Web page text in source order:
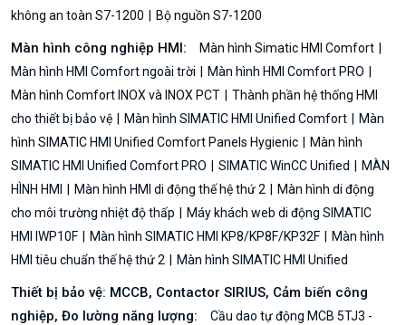
không an toàn S7-1200
Bộ nguồn S7-1200
Màn hình công nghiệp HMI:
Màn hình Simatic HMI Comfort
Màn hình HMI Comfort ngoài trời
Màn hình HMI Comfort PRO
Màn hình Comfort INOX và INOX PCT
Thành phần hệ thống HMI
cho thiết bị bảo vệ
Màn hình SIMATIC HMI Unified Comfort
Màn
hình SIMATIC HMI Unified Comfort Panels Hygienic
Màn hình
SIMATIC HMI Unified Comfort PRO
SIMATIC WinCC Unified
MÀN
HÌNH HMI
Màn hình HMI di động thế hệ thứ 2
Màn hình di động
cho môi trường nhiệt độ thấp
Máy khách web di động SIMATIC
HMI IWP10F
Màn hình SIMATIC HMI KP8/KP8F/KP32F
Màn hình
HMI tiêu chuẩn thế hệ thứ 2
Màn hình SIMATIC HMI Unified
Thiết bị bảo vệ: MCCB, Contactor SIRIUS, Cảm biến công
nghiệp, Đo lường năng lượng:
Cầu dao tự động MCB 5TJ3 -